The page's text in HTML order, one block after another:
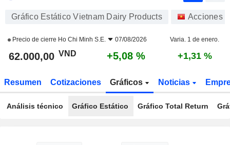
Gráfico Estático Vietnam Dairy Products Acciones
Precio de cierre Ho Chi Minh S.E. 07/08/2026 Varia. 1 de enero.
62.000,00 VND +5,08 % +1,31 %
Resumen Cotizaciones Gráficos Noticias
Análisis técnico Gráfico Estático Gráfico Total Return